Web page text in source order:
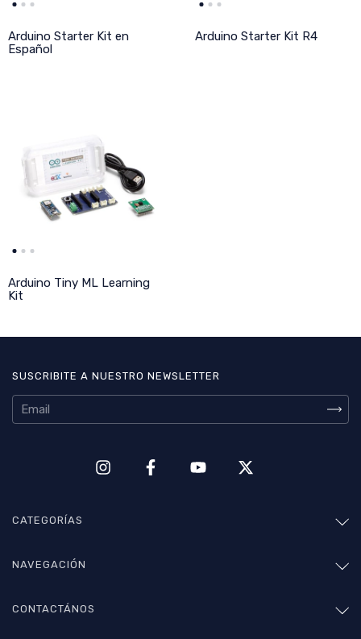
Arduino Starter Kit en
Español
Arduino Starter Kit R4
Arduino Tiny ML Learning
Kit
SUSCRIBITE A NUESTRO NEWSLETTER
CATEGORÍAS
NAVEGACIÓN
CONTACTÁNOS